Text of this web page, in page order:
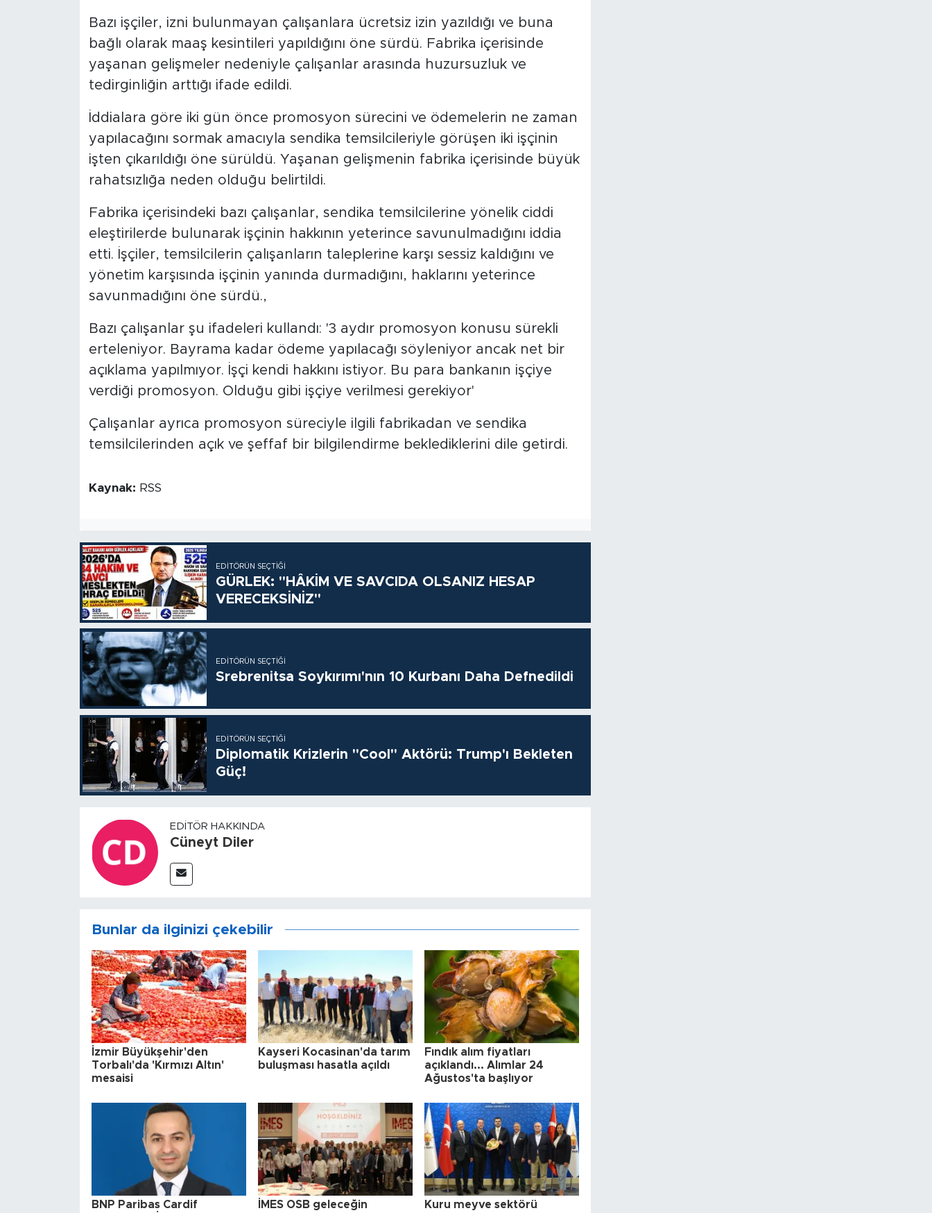
Bazı işçiler, izni bulunmayan çalışanlara ücretsiz izin yazıldığı ve buna
bağlı olarak maaş kesintileri yapıldığını öne sürdü. Fabrika içerisinde
yaşanan gelişmeler nedeniyle çalışanlar arasında huzursuzluk ve
tedirginliğin arttığı ifade edildi.
İddialara göre iki gün önce promosyon sürecini ve ödemelerin ne zaman
yapılacağını sormak amacıyla sendika temsilcileriyle görüşen iki işçinin
işten çıkarıldığı öne sürüldü. Yaşanan gelişmenin fabrika içerisinde büyük
rahatsızlığa neden olduğu belirtildi.
Fabrika içerisindeki bazı çalışanlar, sendika temsilcilerine yönelik ciddi
eleştirilerde bulunarak işçinin hakkının yeterince savunulmadığını iddia
etti. İşçiler, temsilcilerin çalışanların taleplerine karşı sessiz kaldığını ve
yönetim karşısında işçinin yanında durmadığını, haklarını yeterince
savunmadığını öne sürdü.,
Bazı çalışanlar şu ifadeleri kullandı: '3 aydır promosyon konusu sürekli
erteleniyor. Bayrama kadar ödeme yapılacağı söyleniyor ancak net bir
açıklama yapılmıyor. İşçi kendi hakkını istiyor. Bu para bankanın işçiye
verdiği promosyon. Olduğu gibi işçiye verilmesi gerekiyor'
Çalışanlar ayrıca promosyon süreciyle ilgili fabrikadan ve sendika
temsilcilerinden açık ve şeffaf bir bilgilendirme beklediklerini dile getirdi.
Kaynak: RSS
EDITÖRÜN SEÇTIĞI
GÜRLEK: "HÂKİM VE SAVCIDA OLSANIZ HESAP
VERECEKSİNİZ"
EDITÖRÜN SEÇTIĞI
Srebrenitsa Soykırımı'nın 10 Kurbanı Daha Defnedildi
EDITÖRÜN SEÇTIĞI
Diplomatik Krizlerin "Cool" Aktörü: Trump'ı Bekleten
Güç!
EDITÖR HAKKINDA
Cüneyt Diler
Bunlar da ilginizi çekebilir
İzmir Büyükşehir'den
Torbalı'da 'Kırmızı Altın'
mesaisi
Kayseri Kocasinan'da tarım
buluşması hasatla açıldı
Fındık alım fiyatları
açıklandı... Alımlar 24
Ağustos'ta başlıyor
BNP Paribas Cardif
İMES OSB geleceğin
Kuru meyve sektörü